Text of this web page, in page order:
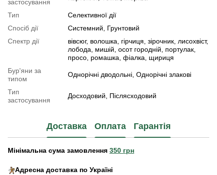
застосування
Тип
Селективної дії
Спосіб дії
Системний, Грунтовий
Спектр дії
вівсюг, волошка, гірчиця, зірочник, лисохвіст,
лобода, мишій, осот городній, портулак,
просо, ромашка, фіалка, щириця
Бур'яни за
типом
Однорічні дводольні, Однорічні злакові
Тип
застосування
Досходовий, Післясходовий
Доставка Оплата Гарантія
Мінімальна сума замовлення 350 грн
Адресна доставка по Україні